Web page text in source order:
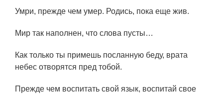
Умри, прежде чем умер. Родись, пока еще жив.
Мир так наполнен, что слова пусты…
Как только ты примешь посланную беду, врата
небес отворятся пред тобой.
Прежде чем воспитать свой язык, воспитай свое